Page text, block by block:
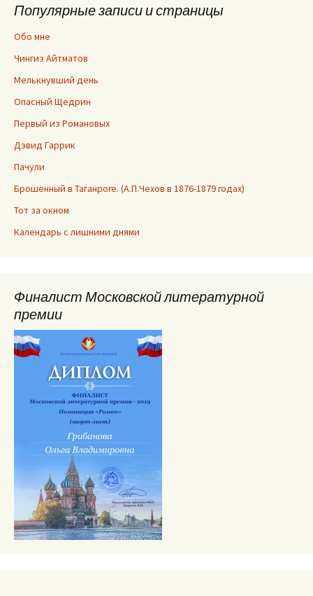
Популярные записи и страницы
Обо мне
Чингиз Айтматов
Мелькнувший день
Опасный Щедрин
Первый из Романовых
Дэвид Гаррик
Пачули
Брошенный в Таганроге. (А.П.Чехов в 1876-1879 годах)
Тот за окном
Календарь с лишними днями
Финалист Московской литературной
премии